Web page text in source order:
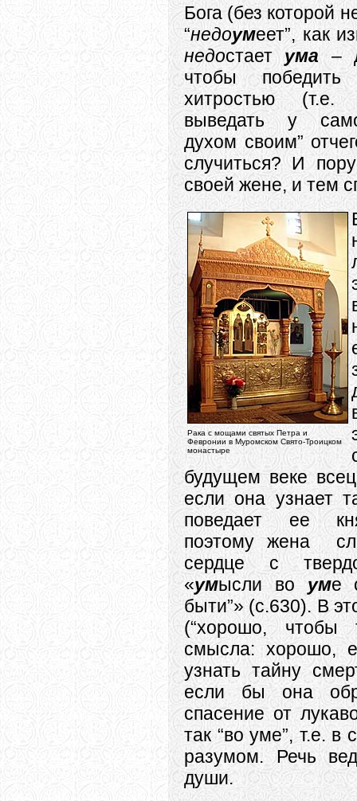
Бога (без которой
“недоумеет”, как
недостает ума–
чтобы
хитростью
выведать у
духом своим”
случиться? И
своей жене, и тем
Рака с мощами святых Петра и
Февронии в Муромском Свято-Троицком
монастыре
будущем веке
если она узнает
поведает ее
поэтому жена
сердце с
«умысли воуме
быти”» (с.630). В
(“хорошо,
смысла: хорошо,
узнать тайну
если бы она
спасение от
так “во уме”, т.е.
разумом. Речь
души.